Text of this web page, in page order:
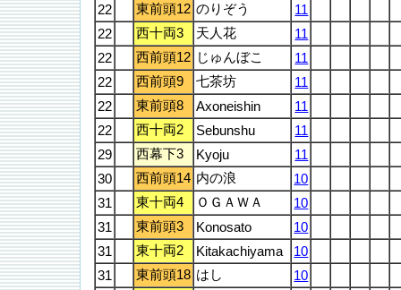
22
東前頭12 のりぞう
11
22
西十両3 天人花
11
22
西前頭12 じゅんぼこ
11
22
西前頭9 七茶坊
11
22
東前頭8 Axoneishin
11
22
西十両2 Sebunshu
11
29
西幕下3 Kyoju
11
30
西前頭14 内の浪
10
31
東十両4 ＯＧＡＷＡ
10
31
東前頭3 Konosato
10
31
東十両2 Kitakachiyama
10
31
東前頭18 はし
10